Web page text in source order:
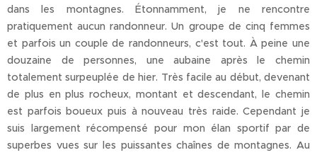
dans les montagnes. Étonnamment, je ne rencontre
pratiquement aucun randonneur. Un groupe de cinq femmes
et parfois un couple de randonneurs, c'est tout. À peine une
douzaine de personnes, une aubaine après le chemin
totalement surpeuplée de hier. Très facile au début, devenant
de plus en plus rocheux, montant et descendant, le chemin
est parfois boueux puis à nouveau très raide. Cependant je
suis largement récompensé pour mon élan sportif par de
superbes vues sur les puissantes chaînes de montagnes. Au